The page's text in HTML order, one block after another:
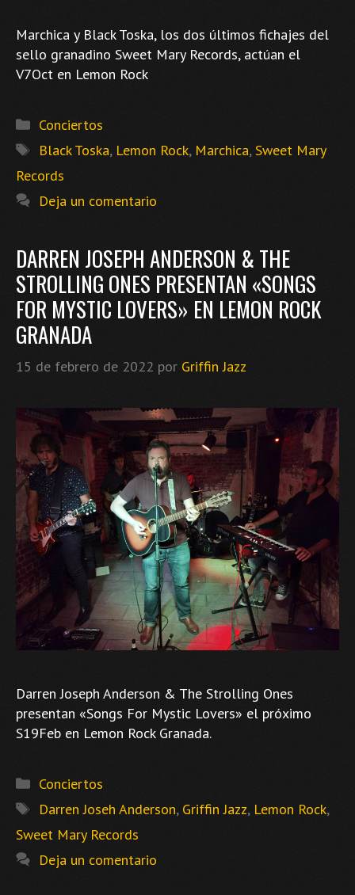
Marchica y Black Toska, los dos últimos fichajes del
sello granadino Sweet Mary Records, actúan el
V7Oct en Lemon Rock
Categorías
Conciertos
Etiquetas
Black Toska, Lemon Rock, Marchica,Sweet Mary
Records
Deja un comentario
DARREN JOSEPH ANDERSON & THE
STROLLING ONES PRESENTAN «SONGS
FOR MYSTIC LOVERS» EN LEMON ROCK
GRANADA
15 de febrero de 2022 por Griffin Jazz
Darren Joseph Anderson & The Strolling Ones
presentan «Songs For Mystic Lovers» el próximo
S19Feb en Lemon Rock Granada.
Categorías
Conciertos
Etiquetas
Darren Joseh Anderson, Griffin Jazz, Lemon Rock,
Sweet Mary Records
Deja un comentario